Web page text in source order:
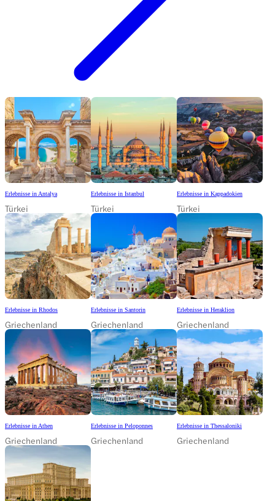
Erlebnisse in Antalya
Türkei
Erlebnisse in Istanbul
Türkei
Erlebnisse in Kappadokien
Türkei
Erlebnisse in Rhodos
Griechenland
Erlebnisse in Santorin
Griechenland
Erlebnisse in Heraklion
Griechenland
Erlebnisse in Athen
Griechenland
Erlebnisse in Peloponnes
Griechenland
Erlebnisse in Thessaloniki
Griechenland